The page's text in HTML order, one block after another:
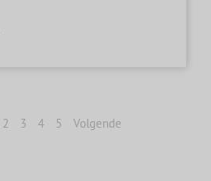
2 3 4 5 Volgende